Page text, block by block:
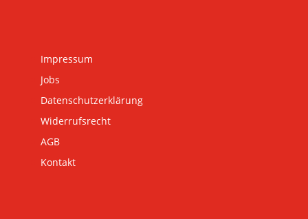
Impressum
Jobs
Datenschutzerklärung
Widerrufsrecht
AGB
Kontakt